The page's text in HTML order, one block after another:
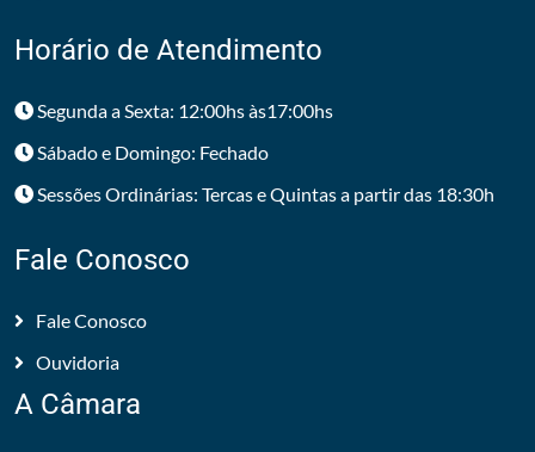
Horário de Atendimento
Segunda a Sexta: 12:00hs às17:00hs
Sábado e Domingo: Fechado
Sessões Ordinárias: Tercas e Quintas a partir das 18:30h
Fale Conosco
Fale Conosco
Ouvidoria
A Câmara